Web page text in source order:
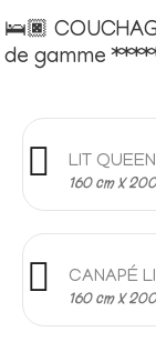
🛌🏿
de gamme
LIT
160 cm X
CANAPÉ
160 cm X